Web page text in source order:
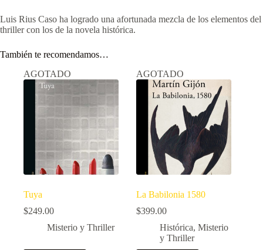
Luis Rius Caso ha logrado una afortunada mezcla de los elementos del
thriller con los de la novela histórica.
También te recomendamos…
AGOTADO
Tuya
$249.00
Misterio y Thriller
AGOTADO
La Babilonia 1580
$399.00
Histórica,Misterio
y Thriller